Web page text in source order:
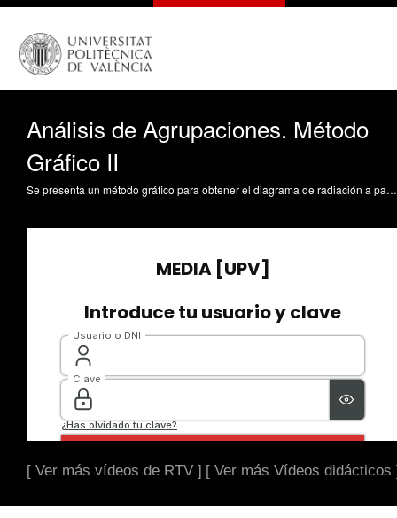
Análisis de Agrupaciones. Método
Gráfico II
Se presenta un método gráfico para obtener el diagrama de radiación a partir del factor de la agrupación. Ferrando Bataller, M. (2008). Análisis de Agrupaciones. Método Gráfico II. https://riunet.upv.es/handle/10251/1360
[ Ver más vídeos de RTV ] [ Ver más Vídeos didácticos